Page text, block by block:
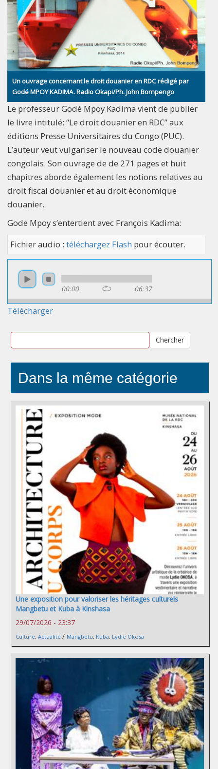
Un ouvrage concernant le droit douanier en RDC rédigé par
Godé MPOY KADIMA. Radio Okapi/Ph. John Bompengo
Le professeur Godé Mpoy Kadima vient de publier
le livre intitulé: “Le droit douanier en RDC” aux
éditions Presse Universitaires du Congo (PUC).
L’auteur veut vulgariser le nouveau code douanier
congolais. Son ouvrage de de 271 pages et huit
chapitres aborde également les notions relatives au
droit fiscal douanier et au droit économique
douanier.
Gode Mpoy s’entertient avec François Kadima:
Fichier audio : téléchargez Flash pour écouter.
00:00 06:37
Télécharger
Chercher
Dans la même catégorie
Une exposition pour valoriser les héritages culturels
Mangbetu et Kuba à Kinshasa
29/07/2026 - 23:37
Culture, Actualité / Mangbetu, Kuba, Lydie Okosa